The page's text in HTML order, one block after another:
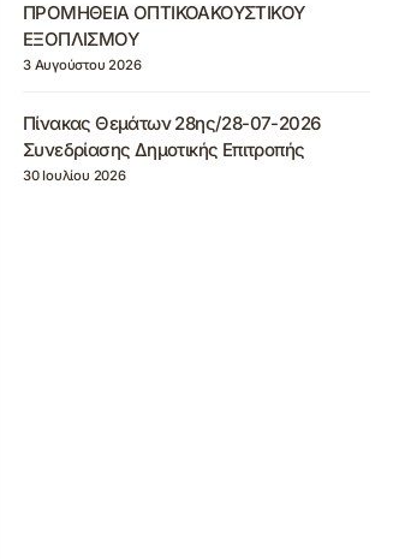
ΠΡΟΜΗΘΕΙΑ ΟΠΤΙΚΟΑΚΟΥΣΤΙΚΟΥ
ΕΞΟΠΛΙΣΜΟΥ
3 Αυγούστου 2026
Πίνακας Θεμάτων 28ης/28-07-2026
Συνεδρίασης Δημοτικής Επιτροπής
30 Ιουλίου 2026